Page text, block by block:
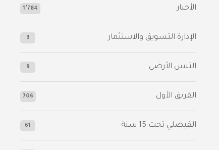
الأخبار 1٬784
الإدارة التسويق والاستثمار 3
التنس الأرضي 9
الفريق الأول 706
الفيصلي‬⁩ تحت 15 سنة 61